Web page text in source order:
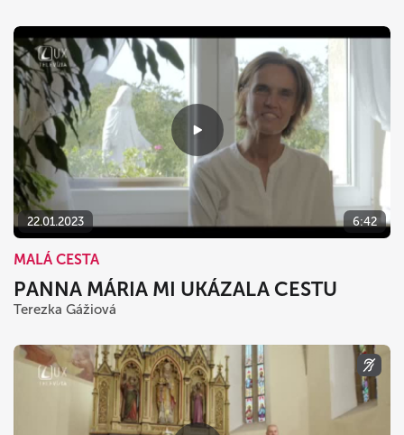
22.01.2023 6:42
MALÁ CESTA
PANNA MÁRIA MI UKÁZALA CESTU
Terezka Gážiová